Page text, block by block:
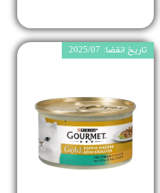
تاریخ انقضا: 2025/07